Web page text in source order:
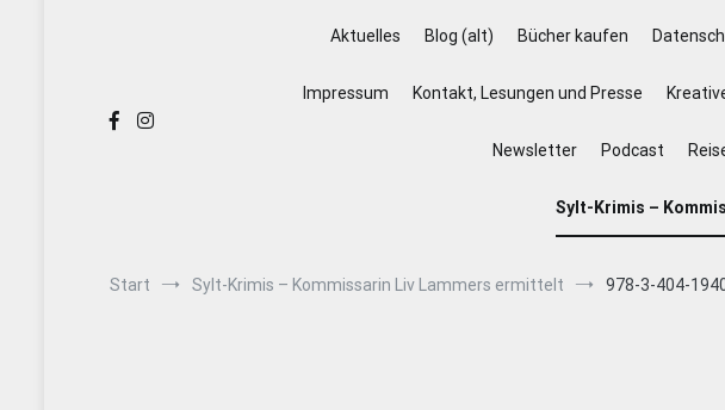
Aktuelles Blog (alt) Bücher kaufen
Impressum Kontakt, Lesungen und Presse
Newsletter Podcast
Sylt-Krimis –
Start Sylt-Krimis – Kommissarin Liv Lammers ermittelt 978-3-404-